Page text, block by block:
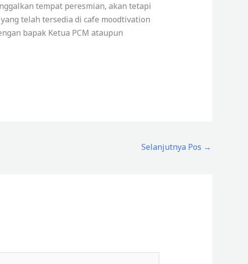
tempat peresmian, akan tetapi
telah tersedia di cafe moodtivation
bapak Ketua PCM ataupun
Selanjutnya Pos →